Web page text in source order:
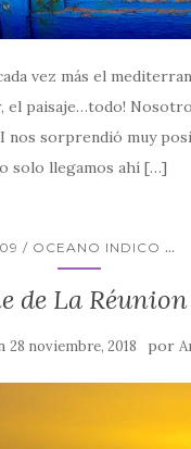
vez más el
el paisaje…todo!
nos sorprendió muy
solo llegamos ahí […]
09 / OCEANO INDICO ...
de La Réunion
28 noviembre, 2018 por